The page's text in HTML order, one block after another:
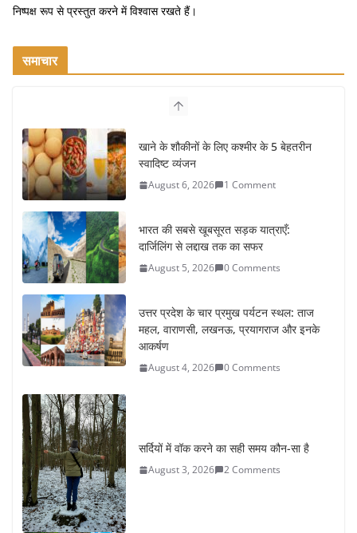
निष्पक्ष रूप से प्रस्तुत करने में विश्वास रखते हैं।
समाचार
खाने के शौकीनों के लिए कश्मीर के 5 बेहतरीन
स्वादिष्ट व्यंजन
August 6, 2026 1 Comment
भारत की सबसे खूबसूरत सड़क यात्राएँ:
दार्जिलिंग से लद्दाख तक का सफर
August 5, 2026 0 Comments
उत्तर प्रदेश के चार प्रमुख पर्यटन स्थल: ताज
महल, वाराणसी, लखनऊ, प्रयागराज और इनके
आकर्षण
August 4, 2026 0 Comments
सर्दियों में वॉक करने का सही समय कौन-सा है
August 3, 2026 2 Comments